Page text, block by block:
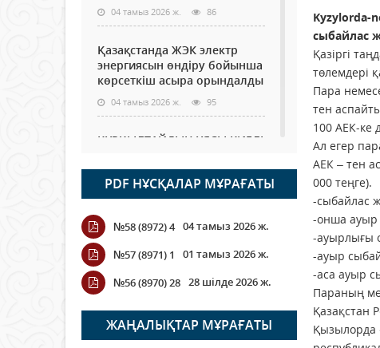
04 тамыз 2026 ж. 86
Қазақстанда ЖЭК электр
энергиясын өндіру бойынша
көрсеткіш асыра орындалды
04 тамыз 2026 ж. 95
ҚҰРҚЫЛТАЙДЫҢ ҰЯСЫ КИЕЛІ
04 тамыз 2026 ж. 87
Германия аптап ыстыққа
байланысты суды үнемдей
бастады
энергиясын үнемдеу режимі
енгізілді
PDF НҰСҚАЛАР МҰРАҒАТЫ
№58 (8972) 4 04 тамыз 2026 ж.
№57 (8971) 1
01 тамыз 2026 ж.
№56 (8970) 28 28 шілде 2026 ж.
ЖАҢАЛЫҚТАР МҰРАҒАТЫ
Kyzylorda-
сыбайлас
Қазіргі
төлемдері
Пара
тен
100 АЕК-ке
Ал егер
АЕК – тен
000 теңге).
-сыбайлас
-онша ауыр
-ауырлығы
-ауыр
-аса ауыр
Параның
Қазақстан
Қызылорда